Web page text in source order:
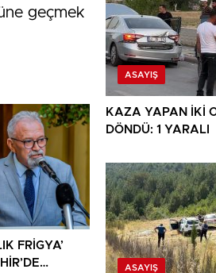
geçmek
FRİGYA’
ASAYIŞ
KAZA YAPAN İKİ
DÖNDÜ: 1 YARALI
ASAYIŞ